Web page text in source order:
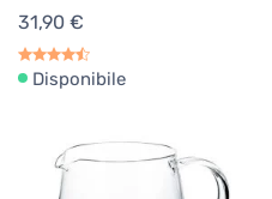
31,90 €
Disponibile